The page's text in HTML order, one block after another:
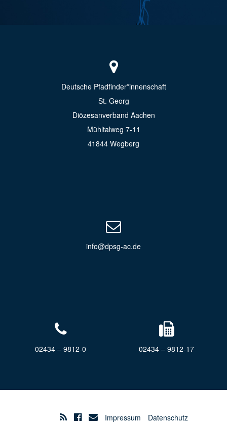
Deutsche Pfadfinder*innenschaft
St. Georg
Diözesanverband Aachen
Mühltalweg 7-11
41844 Wegberg
info@dpsg-ac.de
02434 – 9812-0 02434 – 9812-17
Impressum Datenschutz